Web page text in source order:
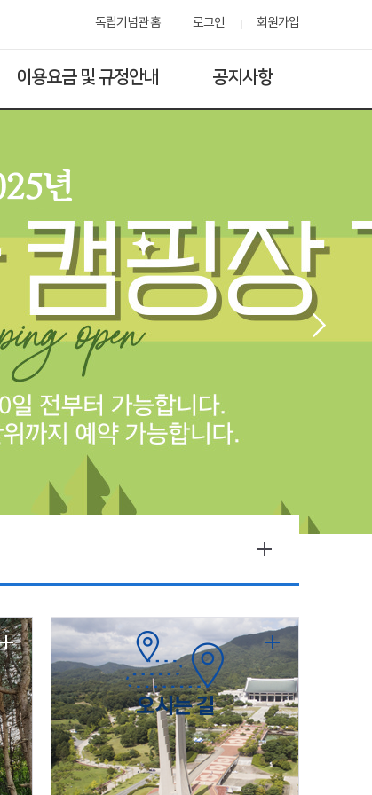
독립기념관 홈 로그인 회원가입
이용요금 및 규정안내 공지사항
오시는 길